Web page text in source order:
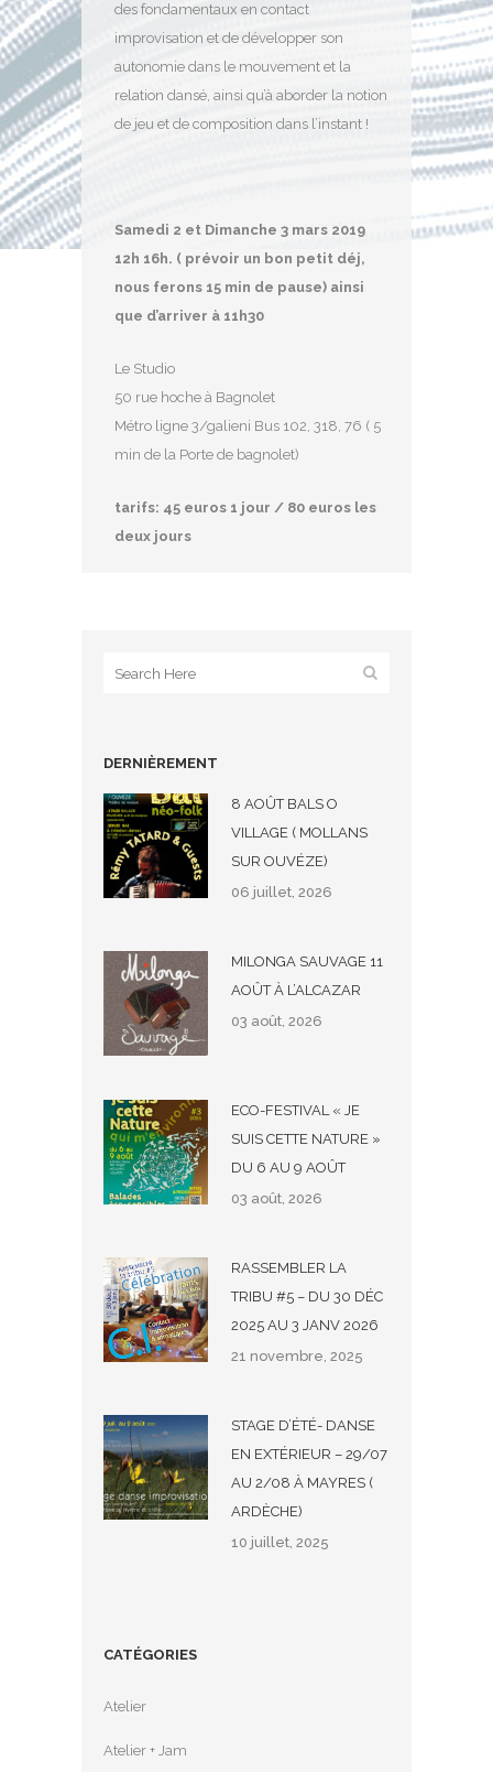
des fondamentaux en contact
improvisation et de développer son
autonomie dans le mouvement et la
relation dansé, ainsi qu’à aborder la notion
de jeu et de composition dans l’instant !
Samedi 2 et Dimanche 3 mars 2019
12h 16h. ( prévoir un bon petit déj,
nous ferons 15 min de pause) ainsi
que d’arriver à 11h30
Le Studio
50 rue hoche à Bagnolet
Métro ligne 3/galieni Bus 102, 318, 76 ( 5
min de la Porte de bagnolet)
tarifs: 45 euros 1 jour / 80 euros les
deux jours
DERNIÈREMENT
8 AOÛT BALS O
VILLAGE ( MOLLANS
SUR OUVÉZE)
06 juillet, 2026
MILONGA SAUVAGE 11
AOÛT À L’ALCAZAR
03 août, 2026
ECO-FESTIVAL « JE
SUIS CETTE NATURE »
DU 6 AU 9 AOÛT
03 août, 2026
RASSEMBLER LA
TRIBU #5 – DU 30 DÉC
2025 AU 3 JANV 2026
21 novembre, 2025
STAGE D’ÉTÉ- DANSE
EN EXTÉRIEUR – 29/07
AU 2/08 À MAYRES (
ARDÈCHE)
10 juillet, 2025
CATÉGORIES
Atelier
Atelier + Jam